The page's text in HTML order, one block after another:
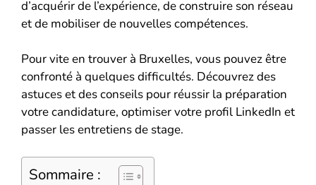
d’acquérir de l’expérience, de construire son réseau
et de mobiliser de nouvelles compétences.
Pour vite en trouver à Bruxelles, vous pouvez être
confronté à quelques difficultés. Découvrez des
astuces et des conseils pour réussir la préparation
votre candidature, optimiser votre profil LinkedIn et
passer les entretiens de stage.
Sommaire :